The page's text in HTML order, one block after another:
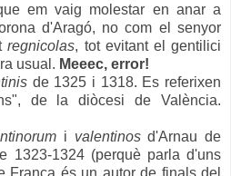
em vaig molestar en anar a
d'Aragó, no com el senyor
regnicolas, tot evitant el genti lici
usual. Meeec, error!
de 1325 i 1318. Es referixen
de la diòcesi de València.
i valentinosd'Arnau de
1323-1324 (perquè parla d'uns
França és un autor de finals del